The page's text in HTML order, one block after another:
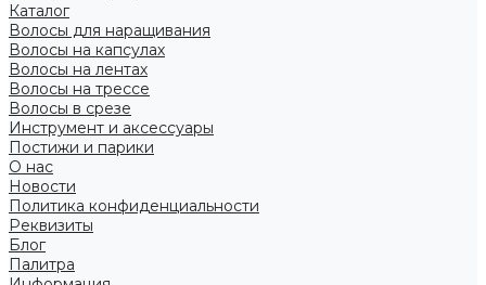
Каталог
Волосы для наращивания
Волосы на капсулах
Волосы на лентах
Волосы на трессе
Волосы в срезе
Инструмент и аксессуары
Постижи и парики
О нас
Новости
Политика конфиденциальности
Реквизиты
Блог
Палитра